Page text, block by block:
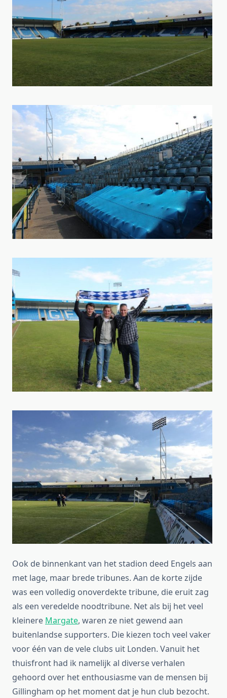
Ook de binnenkant van het stadion deed Engels aan
met lage, maar brede tribunes. Aan de korte zijde
was een volledig onoverdekte tribune, die eruit zag
als een veredelde noodtribune. Net als bij het veel
kleinere Margate, waren ze niet gewend aan
buitenlandse supporters. Die kiezen toch veel vaker
voor één van de vele clubs uit Londen. Vanuit het
thuisfront had ik namelijk al diverse verhalen
gehoord over het enthousiasme van de mensen bij
Gillingham op het moment dat je hun club bezocht.